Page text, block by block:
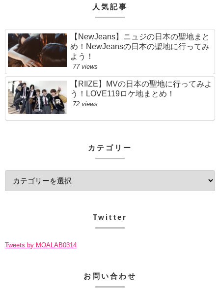
人気記事
【NewJeans】ニュジの日本の聖地まと
め！NewJeansの日本の聖地に行ってみ
よう！
77 views
【RIIZE】MVの日本の聖地に行ってみよ
う！LOVE119ロケ地まとめ！
72 views
カテゴリー
Twitter
Tweets by MOALAB0314
お問い合わせ